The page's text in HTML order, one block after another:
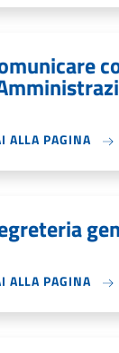
ALLA PAGINA
ALLA PAGINA